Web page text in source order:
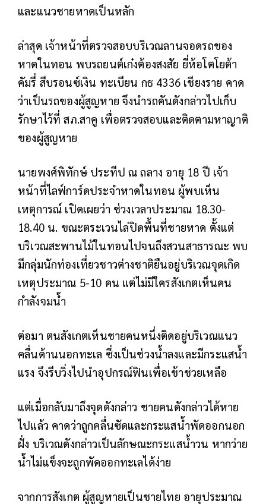
และแนวชายหาดเป็นหลัก
ล่าสุด เจ้าหน้าที่ตรวจสอบบริเวณลานจอดรถของ
หาดในทอน พบรถยนต์เก๋งต้องสงสัย ยี่ห้อโตโยต้า
คัมรี่ สีบรอนซ์เงิน ทะเบียน กธ 4336 เชียงราย คาด
ว่าเป็นรถของผู้สูญหาย จึงนำรถคันดังกล่าวไปเก็บ
รักษาไว้ที่ สภ.สาคู เพื่อตรวจสอบและติดตามหาญาติ
ของผู้สูญหาย
นายพงศ์พิทักษ์ ประทีป ณ ถลาง อายุ 18 ปี เจ้า
หน้าที่ไลฟ์การ์ดประจำหาดในทอน ผู้พบเห็น
เหตุการณ์ เปิดเผยว่า ช่วงเวลาประมาณ 18.30-
18.40 น. ขณะตระเวนไล่ปิดพื้นที่ชายหาด ตั้งแต่
บริเวณสะพานไม้ในทอนไปจนถึงสวนสาธารณะ พบ
มีกลุ่มนักท่องเที่ยวชาวต่างชาติยืนอยู่บริเวณจุดเกิด
เหตุประมาณ 5-10 คน แต่ไม่มีใครสังเกตเห็นคน
กำลังจมน้ำ
ต่อมา ตนสังเกตเห็นชายคนหนึ่งติดอยู่บริเวณแนว
คลื่นด้านนอกทะเล ซึ่งเป็นช่วงน้ำลงและมีกระแสน้ำ
แรง จึงรีบวิ่งไปนำอุปกรณ์ฟินเพื่อเข้าช่วยเหลือ
แต่เมื่อกลับมาถึงจุดดังกล่าว ชายคนดังกล่าวได้หาย
ไปแล้ว คาดว่าถูกคลื่นซัดและกระแสน้ำพัดออกนอก
ฝั่ง บริเวณดังกล่าวเป็นลักษณะกระแสน้ำวน หากว่าย
น้ำไม่แข็งจะถูกพัดออกทะเลได้ง่าย
จากการสังเกต ผู้สูญหายเป็นชายไทย อายุประมาณ